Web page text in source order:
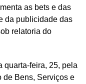
as bets e das
da publicidade das
relatoria do
quarta-feira, 25, pela
de Bens, Serviços e